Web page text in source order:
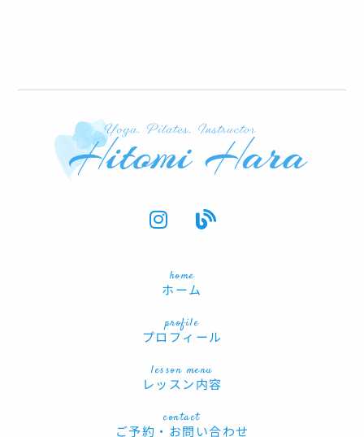
I
n
a
r
a
m
B
l
home
ホーム
profile
プロフィール
lesson menu
レッスン内容
contact
ご予約・お問い合わせ